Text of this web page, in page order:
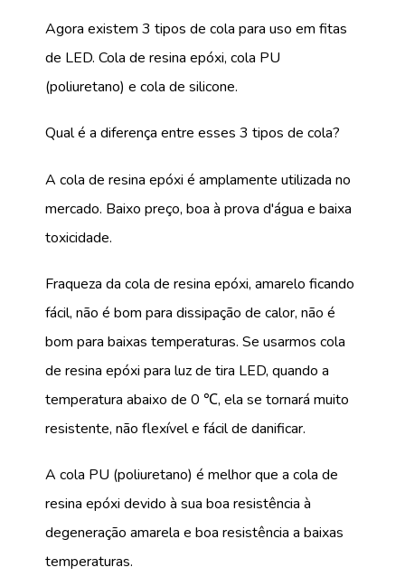
Agora existem 3 tipos de cola para uso em fitas
de LED. Cola de resina epóxi, cola PU
(poliuretano) e cola de silicone.
Qual é a diferença entre esses 3 tipos de cola?
A cola de resina epóxi é amplamente utilizada no
mercado. Baixo preço, boa à prova d'água e baixa
toxicidade.
Fraqueza da cola de resina epóxi, amarelo ficando
fácil, não é bom para dissipação de calor, não é
bom para baixas temperaturas. Se usarmos cola
de resina epóxi para luz de tira LED, quando a
temperatura abaixo de 0 ℃, ela se tornará muito
resistente, não flexível e fácil de danificar.
A cola PU (poliuretano) é melhor que a cola de
resina epóxi devido à sua boa resistência à
degeneração amarela e boa resistência a baixas
temperaturas.